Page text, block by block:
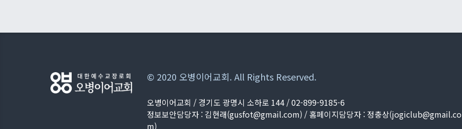
© 2020 오병이어교회. All Rights Reserved.
오병이어교회 / 경기도 광명시 소하로 144 / 02-899-9185-6
정보보안담당자 : 김현래(gusfot@gmail.com) / 홈페이지담당자 : 정충상(jogiclub@gmail.co
m)